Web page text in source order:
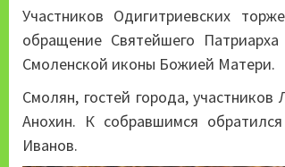
Участников Одигитриевских
обращение Святейшего
Смоленской иконы Божией Матери.
Смолян, гостей города,
Анохин. К собравшимся
Иванов.